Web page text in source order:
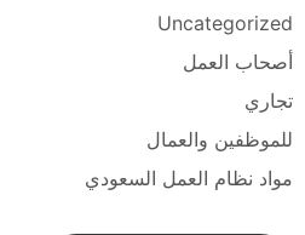
Uncategorized
أصحاب العمل
تجاري
للموظفين والعمال
مواد نظام العمل السعودي